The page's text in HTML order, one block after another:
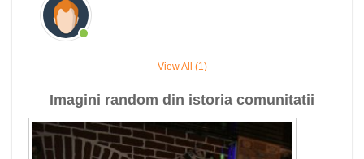
View All (1)
Imagini random din istoria comunitatii